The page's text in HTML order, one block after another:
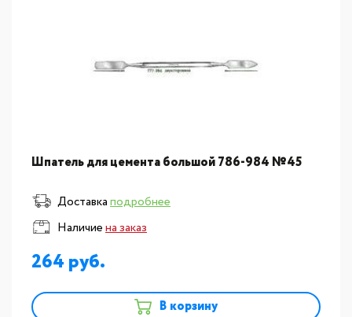
Шпатель для цемента большой 786-984 №45
Доставкаподробнее
Наличиена заказ
264
В корзину